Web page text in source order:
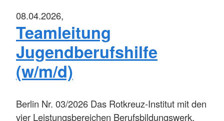
08.04.2026,
Teamleitung
Jugendberufshilfe
(w/m/d)
Berlin Nr. 03/2026 Das Rotkreuz-Institut mit den
vier Leistungsbereichen Berufsbildungswerk,